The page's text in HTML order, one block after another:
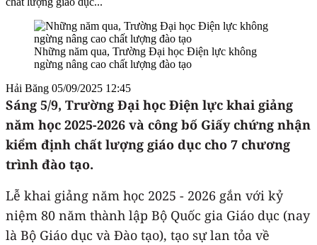
Những năm qua, Trường Đại học Điện lực không
ngừng nâng cao chất lượng đào tạo
Hải Băng 05/09/2025 12:45
Sáng 5/9, Trường Đại học Điện lực khai giảng
năm học 2025-2026 và công bố Giấy chứng nhận
kiểm định chất lượng giáo dục cho 7 chương
trình đào tạo.
Lễ khai giảng năm học 2025 - 2026 gắn với kỷ
niệm 80 năm thành lập Bộ Quốc gia Giáo dục (nay
là Bộ Giáo dục và Đào tạo), tạo sự lan tỏa về